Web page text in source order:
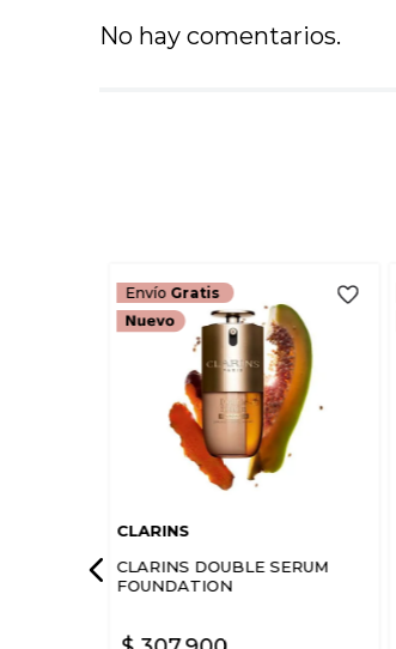
No hay comentarios.
Envío Gratis
CLARINS
CLARINS DOUBLE SERUM
FOUNDATION